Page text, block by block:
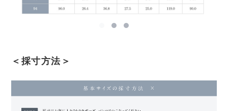
＜採寸方法＞